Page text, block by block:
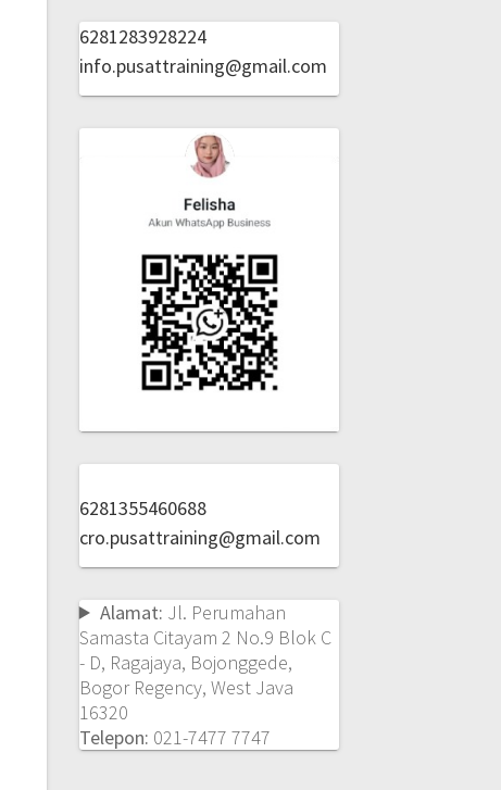
6281283928224
info.pusattraining@gmail.com
6281355460688
cro.pusattraining@gmail.com
Alamat: Jl. Perumahan
Samasta Citayam 2 No.9 Blok C
- D, Ragajaya, Bojonggede,
Bogor Regency, West Java
16320
Telepon: 021-7477 7747